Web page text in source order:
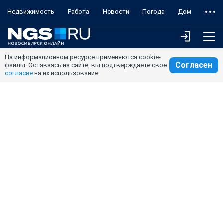
Недвижимость Работа Новости Погода Дом
На информационном ресурсе применяются cookie-
файлы. Оставаясь на сайте, вы подтверждаете свое
согласие на их использование.
Согласен